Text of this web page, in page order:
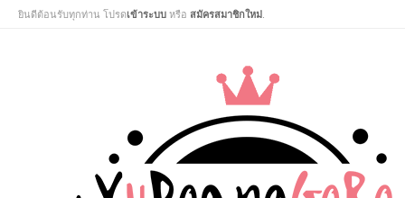
ยินดีต้อนรับทุกท่าน โปรดเข้าระบบ หรือ สมัครสมาชิกใหม่